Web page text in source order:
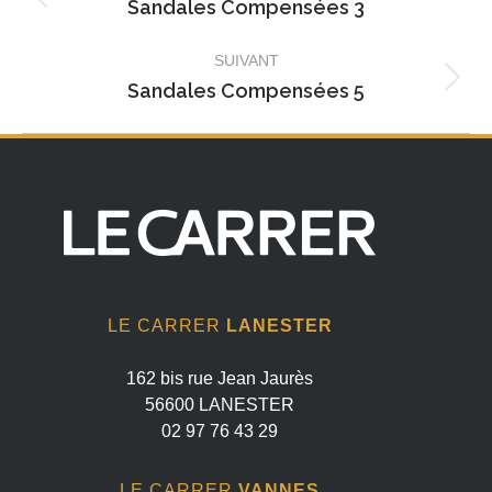
Album
:
Sandales Compensées 3
SUIVANT
Album
Sandales Compensées 5
LE CARRER LANESTER
162 bis rue Jean Jaurès
56600 LANESTER
02 97 76 43 29